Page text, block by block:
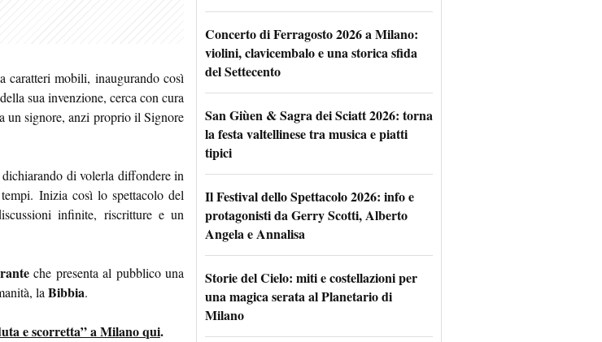
caratteri mobili, inaugurando così
sua invenzione, cerca con cura
un signore, anzi proprio il Signore
di volerla diffondere in
Inizia così lo spettacolo del
infinite, riscritture e un
che presenta al pubblico una
laBibbia.
e scorretta” a Milano qui.
Concerto di Ferragosto 2026 a Milano:
violini, clavicembalo e una storica sfida
del Settecento
San Giùen & Sagra dei Sciatt 2026: torna
la festa valtellinese tra musica e piatti
tipici
Il Festival dello Spettacolo 2026: info e
protagonisti da Gerry Scotti, Alberto
Angela e Annalisa
Storie del Cielo: miti e costellazioni per
una magica serata al Planetario di
Milano